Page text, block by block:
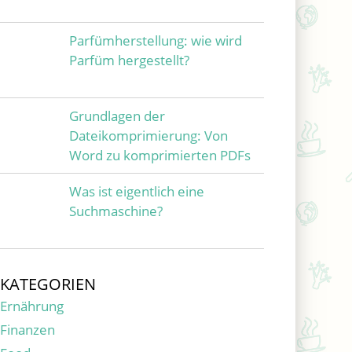
Parfümherstellung: wie wird
Parfüm hergestellt?
Grundlagen der
Dateikomprimierung: Von
Word zu komprimierten PDFs
Was ist eigentlich eine
Suchmaschine?
KATEGORIEN
Ernährung
Finanzen